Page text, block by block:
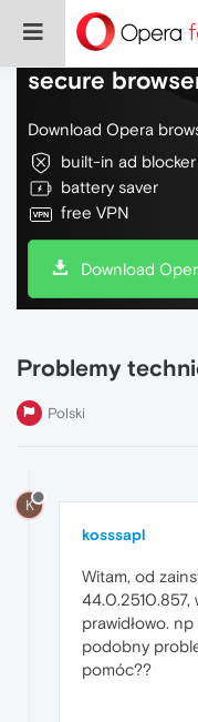
Do more on
secure
Download Opera
built-in ad blocker
battery saver
free VPN
Download
Problemy
Polski
K
kosssapl
Witam, od
prawidłowo.
podobny
pomóc??